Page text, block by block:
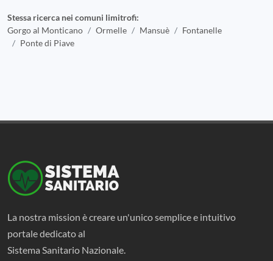
Stessa ricerca nei comuni limitrofi:
Gorgo al Monticano
Ormelle Mansuè
Fontanelle
Ponte di Piave
La nostra mission è creare un'unico semplice e intuitivo
portale dedicato al
Sistema Sanitario Nazionale.